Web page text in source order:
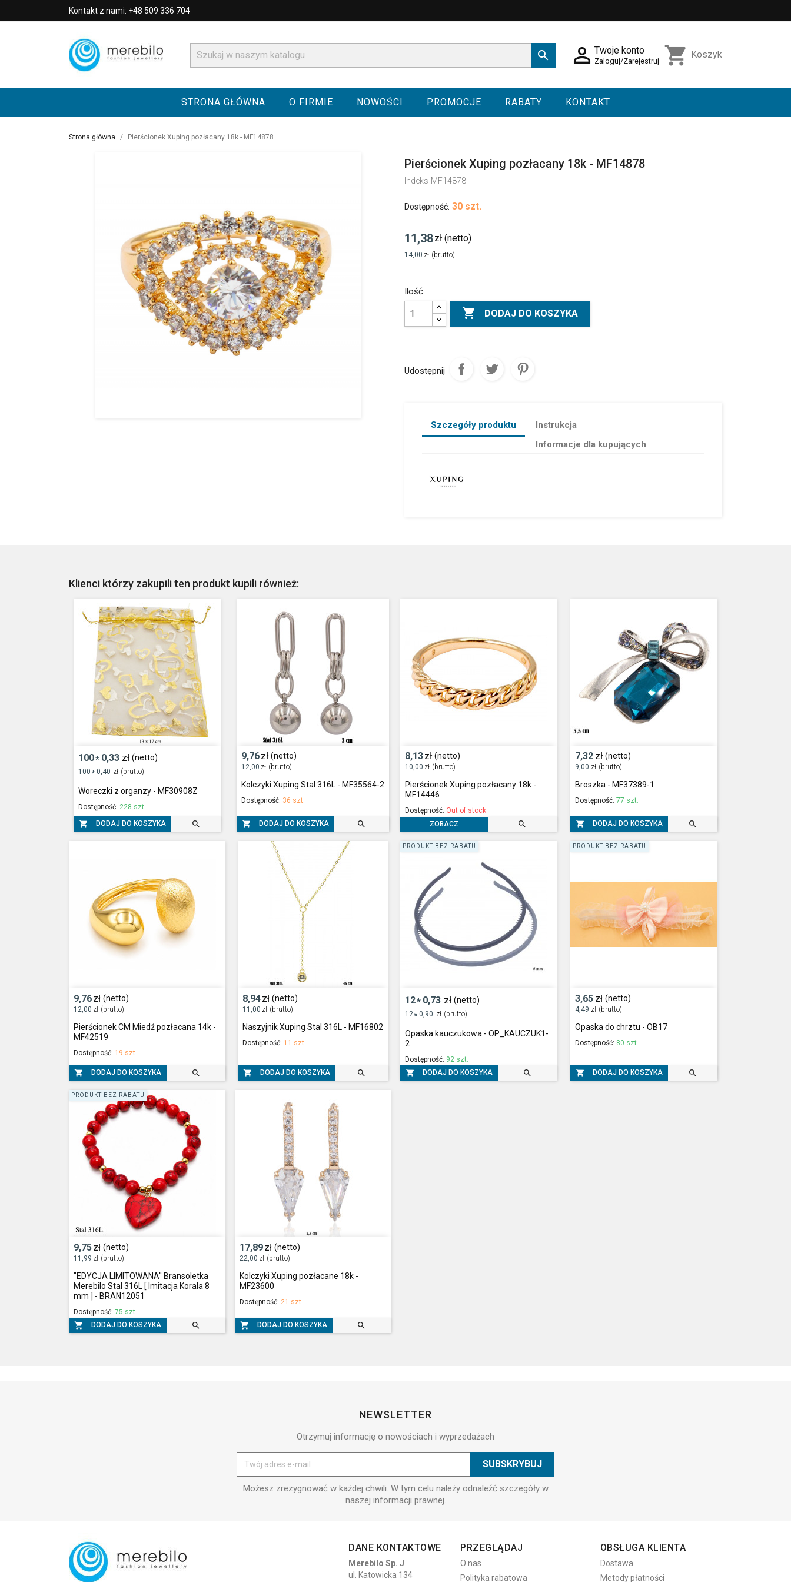
Kontakt z nami: +48 509 336 704
  Twoje konto
Zaloguj/Zarejestruj shopping_cart Koszyk
STRONA GŁÓWNA O FIRMIE NOWOŚCI PROMOCJE RABATY KONTAKT
Strona główna Pierścionek Xuping pozłacany 18k - MF14878
Pierścionek Xuping pozłacany 18k - MF14878
Indeks MF14878
Dostępność: 30 szt.
11,38zł (netto)
14,00 zł (brutto)
Ilość
 DODAJ DO KOSZYKA
Udostępnij
Szczegóły produktu
Instrukcja
Informacje dla kupujących
Klienci którzy zakupili ten produkt kupili również:
100* 0,33 zł (netto)
100 * 0,40 zł (brutto)
Woreczki z organzy - MF30908Z
Dostępność: 228 szt.
 DODAJ DO KOSZYKA 
9,76zł (netto)
12,00 zł (brutto)
Kolczyki Xuping Stal 316L - MF35564-2
Dostępność: 36 szt.
 DODAJ DO KOSZYKA 
8,13zł (netto)
10,00 zł (brutto)
Pierścionek Xuping pozłacany 18k -
MF14446
Dostępność: Out of stock
ZOBACZ

7,32 zł (netto)
9,00 zł (brutto)
Broszka - MF37389-1
Dostępność:77 szt.
 DODAJ DO KOSZYKA 
9,76zł (netto)
12,00 zł (brutto)
Pierścionek CM Miedź pozłacana 14k -
MF42519
Dostępność: 19 szt.
 DODAJ DO KOSZYKA 
8,94zł (netto)
11,00 zł (brutto)
Naszyjnik Xuping Stal 316L - MF16802
Dostępność: 11 szt.
 DODAJ DO KOSZYKA 
12* 0,73 zł (netto)
12* 0,90 zł (brutto)
Opaska kauczukowa - OP_KAUCZUK1-
2
Dostępność: 92 szt.
 DODAJ DO KOSZYKA 
PRODUKT BEZ RABATU
3,65 zł (netto)
4,49 zł (brutto)
Opaska do chrztu - OB17
Dostępność: 80 szt.
 DODAJ DO KOSZYKA 
PRODUKT BEZ RABATU
9,75zł (netto)
11,99 zł (brutto)
"EDYCJA LIMITOWANA'' Bransoletka
Merebilo Stal 316L [ Imitacja Korala 8
mm ] - BRAN12051
Dostępność: 75 szt.
 DODAJ DO KOSZYKA 
PRODUKT BEZ RABATU
17,89zł (netto)
22,00 zł (brutto)
Kolczyki Xuping pozłacane 18k -
MF23600
Dostępność: 21 szt.
 DODAJ DO KOSZYKA 
NEWSLETTER
Otrzymuj informację o nowościach i wyprzedażach
Możesz zrezygnować w każdej chwili. W tym celu należy odnaleźć szczegóły w
naszej informacji prawnej.
DANE KONTAKTOWE
Merebilo Sp. J
ul. Katowicka 134
PRZEGLĄDAJ
O nas
Polityka rabatowa
OBSŁUGA KLIENTA
Dostawa
Metody płatności